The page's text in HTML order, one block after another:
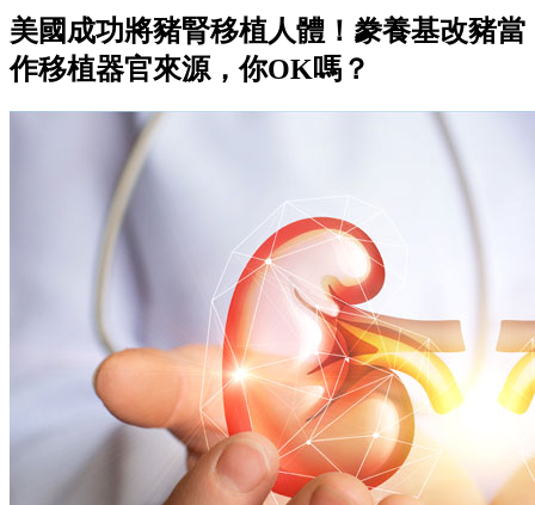
美國成功將豬腎移植人體！豢養基改豬當
作移植器官來源，你OK嗎？